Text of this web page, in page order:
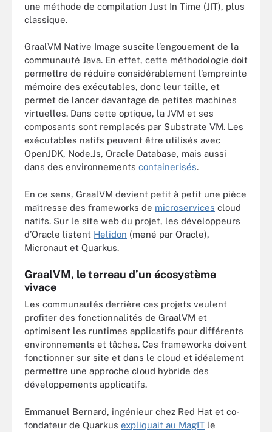
une méthode de compilation Just In Time (JIT), plus
classique.
GraalVM Native Image suscite l’engouement de la
communauté Java. En effet, cette méthodologie doit
permettre de réduire considérablement l’empreinte
mémoire des exécutables, donc leur taille, et
permet de lancer davantage de petites machines
virtuelles. Dans cette optique, la JVM et ses
composants sont remplacés par Substrate VM. Les
exécutables natifs peuvent être utilisés avec
OpenJDK, Node.Js, Oracle Database, mais aussi
dans des environnements containerisés.
En ce sens, GraalVM devient petit à petit une pièce
maîtresse des frameworks de microservices cloud
natifs. Sur le site web du projet, les développeurs
d’Oracle listent Helidon (mené par Oracle),
Micronaut et Quarkus.
GraalVM, le terreau d’un écosystème
vivace
Les communautés derrière ces projets veulent
profiter des fonctionnalités de GraalVM et
optimisent les runtimes applicatifs pour différents
environnements et tâches. Ces frameworks doivent
fonctionner sur site et dans le cloud et idéalement
permettre une approche cloud hybride des
développements applicatifs.
Emmanuel Bernard, ingénieur chez Red Hat et co-
fondateur de Quarkus expliquait au MagIT le